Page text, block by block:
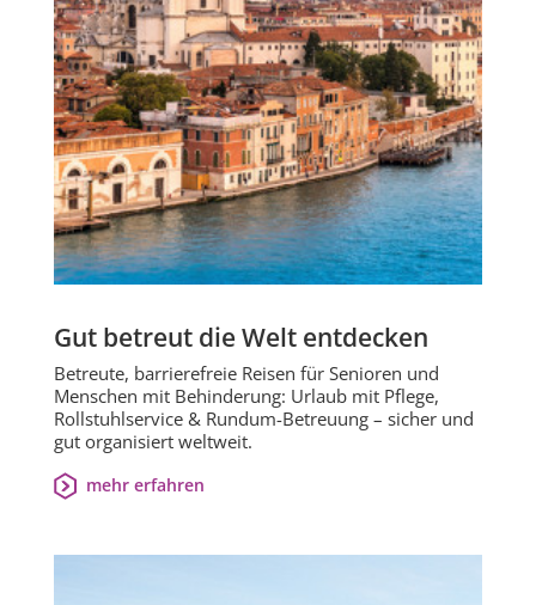
Gut betreut die Welt entdecken
Betreute, barrierefreie Reisen für Senioren und
Menschen mit Behinderung: Urlaub mit Pflege,
Rollstuhlservice & Rundum-Betreuung – sicher und
gut organisiert weltweit.
mehr erfahren